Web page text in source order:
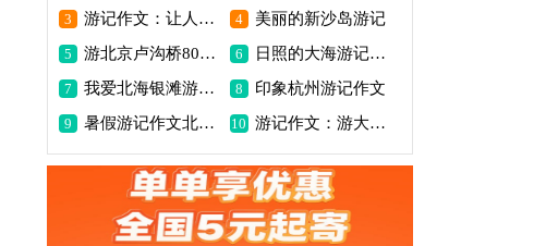
3 游记作文：让人爱恨交替的老北京 4 美丽的新沙岛游记
5 游北京卢沟桥800字游记作文 6 日照的大海游记作文
7 我爱北海银滩游记作文 8 印象杭州游记作文
9 暑假游记作文北京之旅 10 游记作文：游大理苍山